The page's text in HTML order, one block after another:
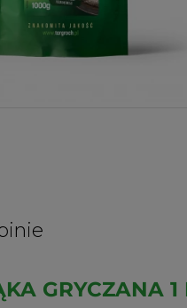
GRYCZANA 1